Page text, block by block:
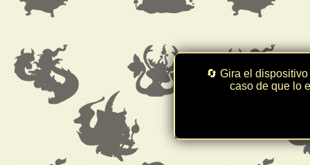
🔄 Gira el
caso de que lo